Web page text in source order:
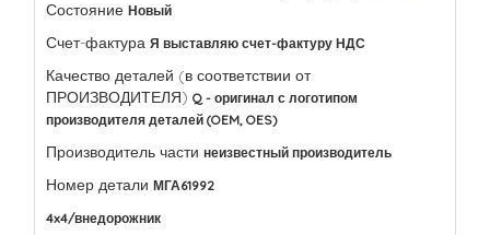
Состояние Новый
Счет-фактура Я выставляю счет-фактуру НДС
Качество деталей (в соответствии от
ПРОИЗВОДИТЕЛЯ) Q - оригинал с логотипом
производителя деталей (OEM, OES)
Производитель части неизвестный производитель
Номер детали МГА61992
4x4/внедорожник